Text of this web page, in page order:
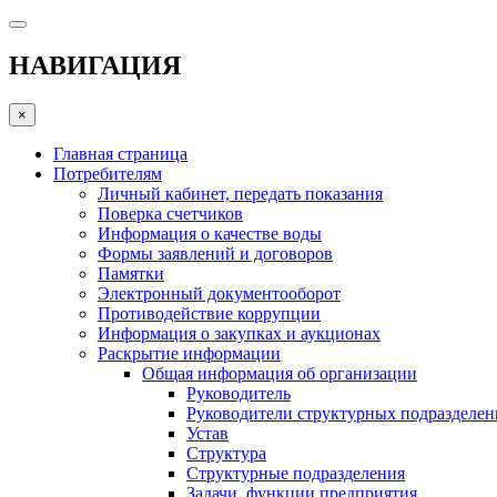
НАВИГАЦИЯ
×
Главная страница
Потребителям
Личный кабинет, передать показания
Поверка счетчиков
Информация о качестве воды
Формы заявлений и договоров
Памятки
Электронный документооборот
Противодействие коррупции
Информация о закупках и аукционах
Раскрытие информации
Общая информация об организации
Руководитель
Руководители структурных
Устав
Структура
Структурные подразделения
Задачи, функции предприятия